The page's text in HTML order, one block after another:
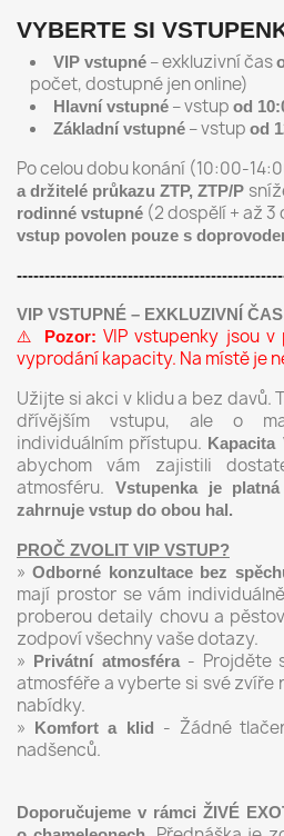
VYBERTE SI
VIP vstupné – exkluzivní čas
počet, dostupné jen online)
Hlavní vstupné – vstup od
Základní vstupné – vstup od
Po celou dobu konání (10:00-
a držitelé průkazu ZTP, ZTP/P
rodinné vstupné (2 dospělí + až
vstup povolen pouze s
VIP VSTUPNÉ – EXKLUZIVNÍ
⚠️ Pozor: VIP vstupenky jsou
vyprodání kapacity. Na místě je
Užijte si akci v klidu a bez davů.
dřívějším vstupu, ale o
individuálním přístupu. Kapacita
abychom vám zajistili
atmosféru. Vstupenka je
zahrnuje vstup do obou
PROČ ZVOLIT VIP VSTUP?
» Odborné konzultace bez
mají prostor se vám
proberou detaily chovu a
zodpoví všechny vaše dotazy.
» Privátní atmosféra- Projděte
atmosféře a vyberte si své zvíře
nabídky.
» Komfort a klid - Žádné
nadšenců.
Doporučujeme v rámci ŽIVÉ